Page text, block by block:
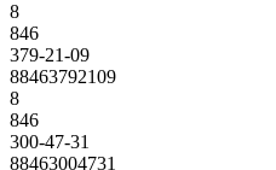
8
846
379-21-09
88463792109
8
846
300-47-31
88463004731